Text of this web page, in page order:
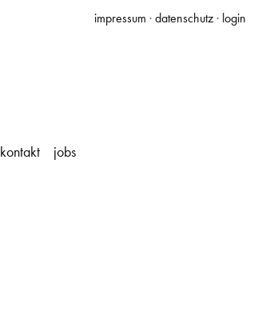
kontakt jobs
impressum ·datenschutz· login